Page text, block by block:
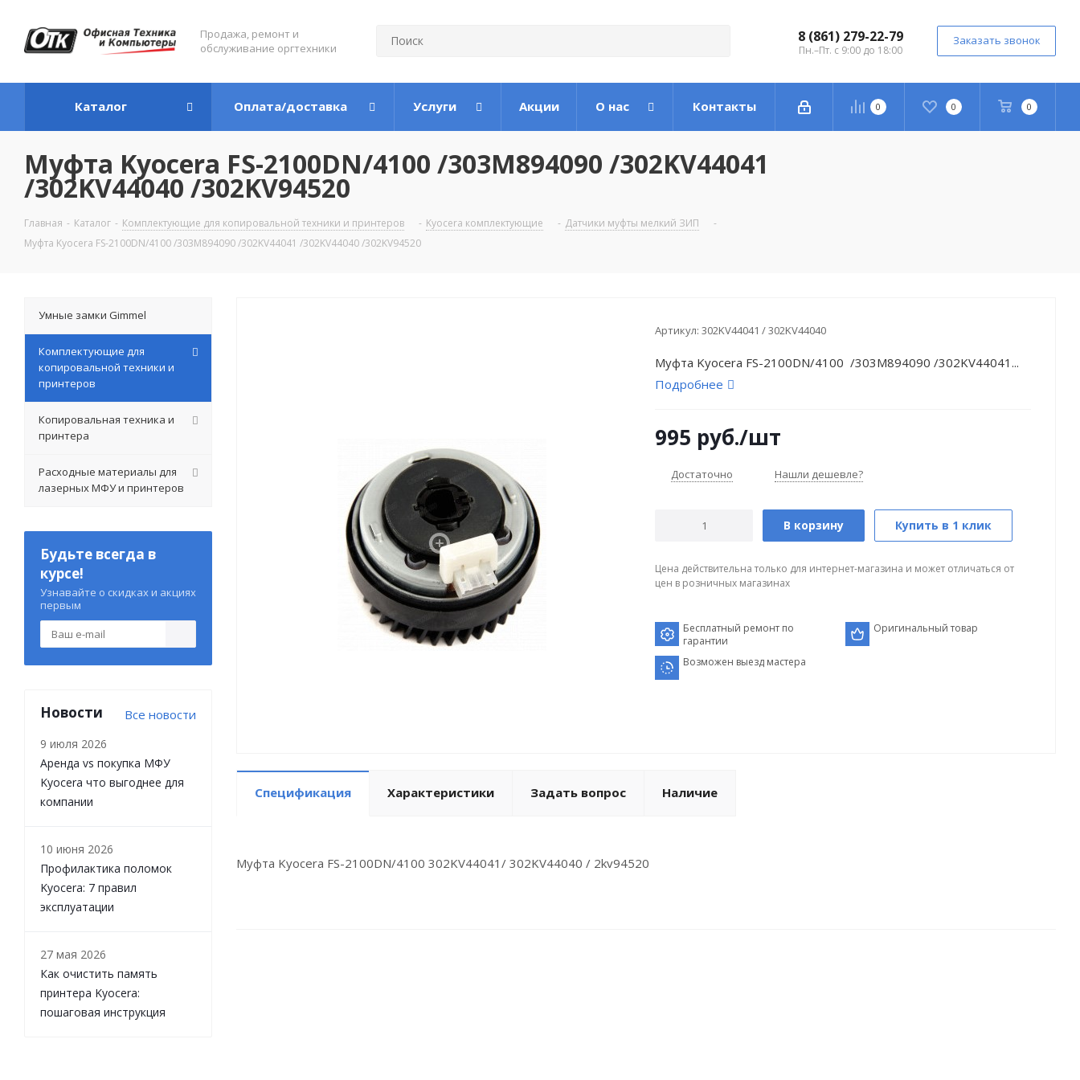
Продажа, ремонт и
обслуживание оргтехники
8 (861) 279-22-79
Пн.–Пт. с 9:00 до 18:00
Заказать звонок
0 0 0
Каталог Оплата/доставка Услуги Акции О нас Контакты
Муфта Kyocera FS-2100DN/4100 /303M894090 /302KV44041
/302KV44040 /302KV94520
Главная - Каталог - Комплектующие для копировальной техники и принтеров - Kyocera комплектующие - Датчики муфты мелкий ЗИП
-
Муфта Kyocera FS-2100DN/4100 /303M894090 /302KV44041 /302KV44040 /302KV94520
Артикул: 302KV44041 / 302KV44040
Муфта Kyocera FS-2100DN/4100 /303M894090 /302KV44041...
Подробнее
995 руб./шт
Достаточно Нашли дешевле?
В корзину Купить в 1 клик
Цена действительна только для интернет-магазина и может отличаться от
цен в розничных магазинах
Бесплатный ремонт по
гарантии
Оригинальный товар
Возможен выезд мастера
Спецификация Характеристики Задать вопрос Наличие
Муфта Kyocera FS-2100DN/4100 302KV44041/ 302KV44040 / 2kv94520
Умные замки Gimmel
Комплектующие для
копировальной техники и
принтеров
Копировальная техника и
принтера
Расходные материалы для
лазерных МФУ и принтеров
Будьте всегда в
курсе!
Узнавайте о скидках и акциях
первым
Новости Все новости
9 июля 2026
Аренда vs покупка МФУ
Kyocera что выгоднее для
компании
10 июня 2026
Профилактика поломок
Kyocera: 7 правил
эксплуатации
27 мая 2026
Как очистить память
принтера Kyocera:
пошаговая инструкция